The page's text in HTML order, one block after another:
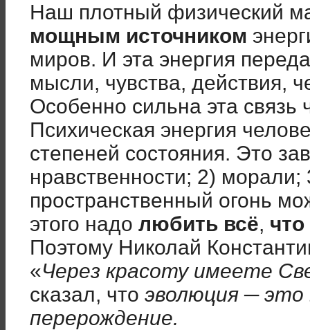
Наш плотный физический
мощным источником
миров. И эта энергия
мысли, чувства, действия,
Особенно сильна эта связь
Психическая энергия
степеней состояния. Это
нравственности; 2)
пространственный огонь
этого надо любить всё,
Поэтому Николай
«Через красоту имеете
сказал, что эволюция ─ это
перерождение.